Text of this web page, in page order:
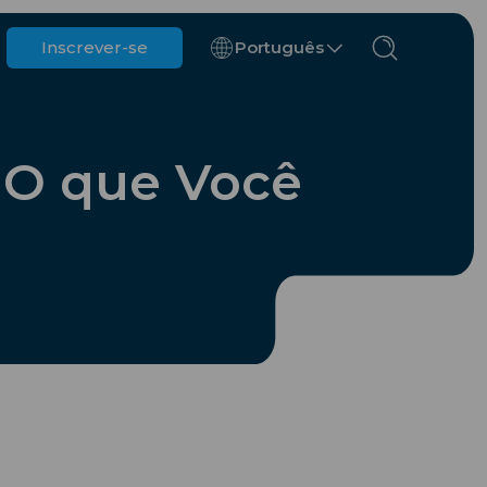
Inscrever-se Português
Chile China
que Você